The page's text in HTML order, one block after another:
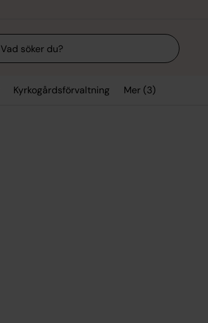
Kyrkogårdsförvaltning Mer (3)